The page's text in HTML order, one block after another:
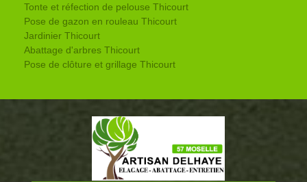
Tonte et réfection de pelouse Thicourt
Pose de gazon en rouleau Thicourt
Jardinier Thicourt
Abattage d'arbres Thicourt
Pose de clôture et grillage Thicourt